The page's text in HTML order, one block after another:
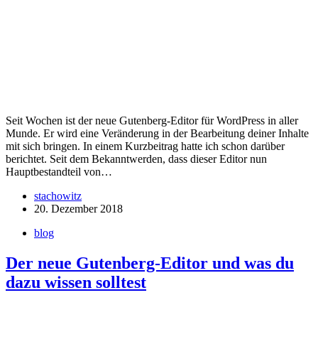
Seit Wochen ist der neue Gutenberg-Editor für WordPress in aller
Munde. Er wird eine Veränderung in der Bearbeitung deiner Inhalte
mit sich bringen. In einem Kurzbeitrag hatte ich schon darüber
berichtet. Seit dem Bekanntwerden, dass dieser Editor nun
Hauptbestandteil von…
stachowitz
20. Dezember 2018
blog
Der neue Gutenberg-Editor und was du
dazu wissen solltest